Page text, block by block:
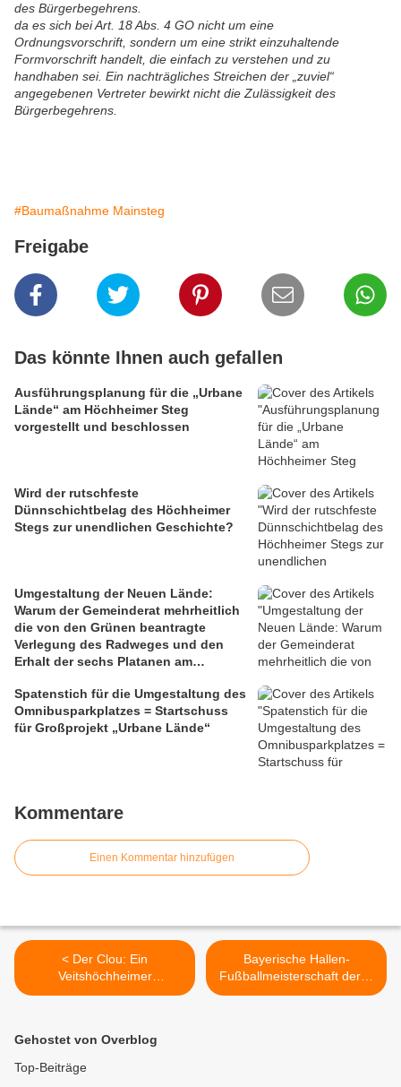
des Bürgerbegehrens.
da es sich bei Art. 18 Abs. 4 GO nicht um eine
Ordnungsvorschrift, sondern um eine strikt einzuhaltende
Formvorschrift handelt, die einfach zu verstehen und zu
handhaben sei. Ein nachträgliches Streichen der „zuviel“
angegebenen Vertreter bewirkt nicht die Zulässigkeit des
Bürgerbegehrens.
#Baumaßnahme Mainsteg
Freigabe
Das könnte Ihnen auch gefallen
Ausführungsplanung für die „Urbane
Lände“ am Höchheimer Steg
vorgestellt und beschlossen
Wird der rutschfeste
Dünnschichtbelag des Höchheimer
Stegs zur unendlichen Geschichte?
Umgestaltung der Neuen Lände:
Warum der Gemeinderat mehrheitlich
die von den Grünen beantragte
Verlegung des Radweges und den
Erhalt der sechs Platanen am
Spatenstich für die Umgestaltung des
Omnibusparkplatzes = Startschuss
für Großprojekt „Urbane Lände“
Kommentare
Einen Kommentar hinzufügen
< Der Clou: Ein
Veitshöchheimer
Gärtnermeister taucht unter
unter Wasser
Bayerische Hallen-
Fußballmeisterschaft der U
15-Juniorinnen in
Gehostet von Overblog
Top-Beiträge